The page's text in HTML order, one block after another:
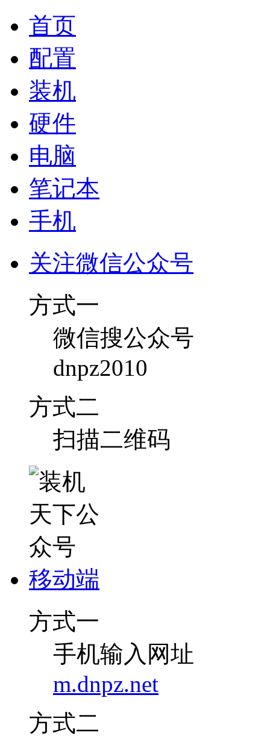
首页
配置
装机
硬件
电脑
笔记本
手机
关注微信公众号
方式一
微信搜公众号
dnpz2010
方式二
扫描二维码
移动端
方式一
手机输入网址
m.dnpz.net
方式二